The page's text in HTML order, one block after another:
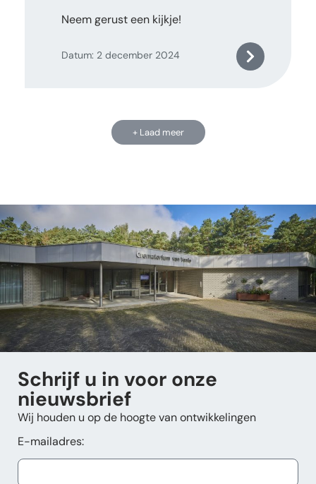
Neem gerust een kijkje!
Datum: 2 december 2024
+ Laad meer
Schrijf u in voor onze
nieuwsbrief
Wij houden u op de hoogte van ontwikkelingen
E-mailadres: